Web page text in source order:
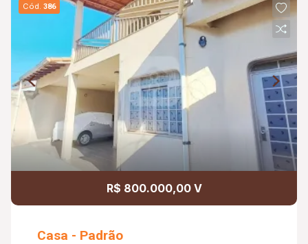
Cód.386
R$ 800.000,00 V
Casa - Padrão